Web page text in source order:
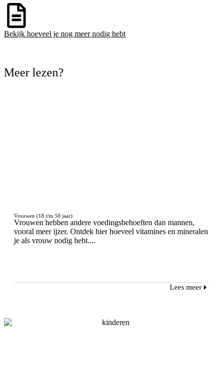
Bekijk hoeveel je nog meer nodig hebt
Meer lezen?
Vrouwen (18 t/m 50 jaar)
Vrouwen hebben andere voedingsbehoeften dan mannen,
vooral meer ijzer. Ontdek hier hoeveel vitamines en mineralen
je als vrouw nodig hebt....
Lees meer